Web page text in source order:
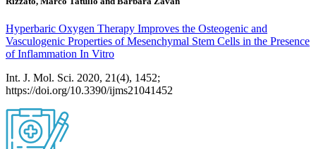
Hyperbaric Oxygen Therapy Improves the Osteogenic and
Vasculogenic Properties of Mesenchymal Stem Cells in the Presence
of Inflammation In Vitro
Int. J. Mol. Sci. 2020, 21(4), 1452;
https://doi.org/10.3390/ijms21041452